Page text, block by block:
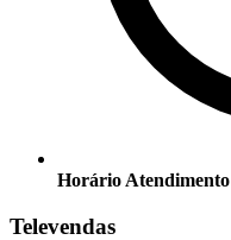
Horário Atendimento
Televendas